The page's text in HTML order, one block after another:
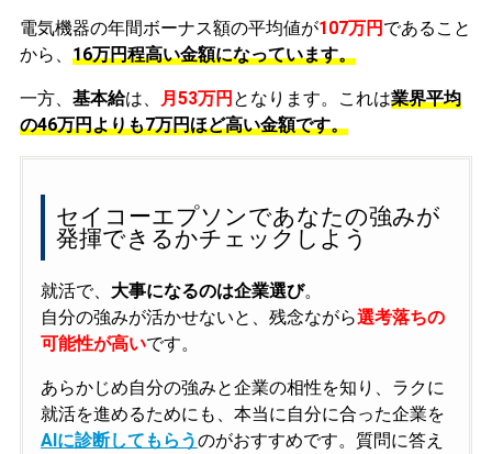
電気機器の年間ボーナス額の平均値が107万円 であること
から、 16万円程高い金額になっています。
一方、 基本給は、 月53万円 となります。これは業界平均
の46万円よりも7万円ほど高い金額です。
セイコーエプソンであなたの強みが
発揮できるかチェックしよう
就活で、 大事になるのは企業選び。
自分の強みが活かせないと、残念ながら選考落ちの
可能性が高いです。
あらかじめ自分の強みと企業の相性を知り、ラクに
就活を進めるためにも、本当に自分に合った企業を
AIに診断してもらうのがおすすめです。質問に答え